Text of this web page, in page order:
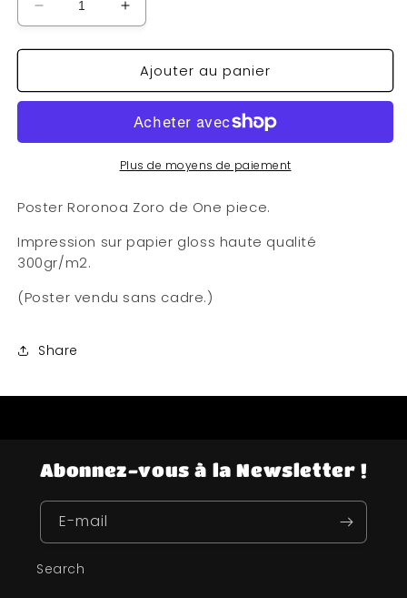
Réduire
la
quantité
Poster
Augmenter
la
quantité
de
Poster
Ajouter au panier
Plus de moyens de paiement
Poster Roronoa Zoro de One piece.
Impression sur papier gloss haute qualité
300gr/m2.
(Poster vendu sans cadre.)
Share
Abonnez-vous à la Newsletter !
E-mail
Search